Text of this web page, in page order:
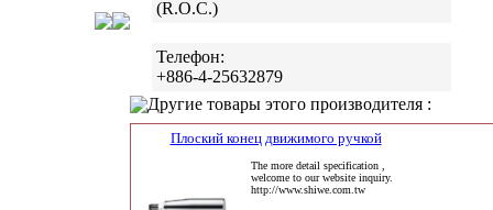
(R.O.C.)
Телефон:
+886-4-25632879
Другие товары этого производителя :
Плоский конец движимого ручкой
The more detail specification ,
welcome to our website inquiry.
http://www.shiwe.com.tw